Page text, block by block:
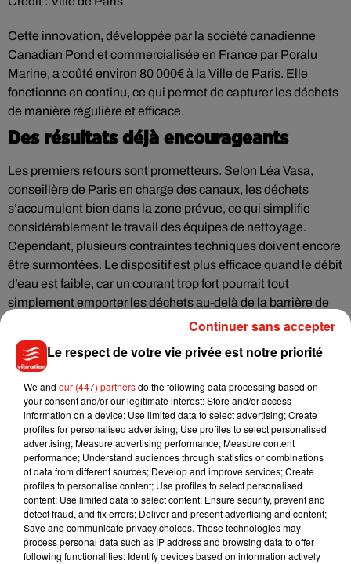
Cette innovation, développée par la société canadienne
Canadian Pond et commercialisée en France par Poralu
Marine, a coûté environ 80 000€ à la Ville de Paris. Elle
fonctionne en continu, ce qui permet de capturer les déchets
de manière régulière et efficace.
Des résultats déjà encourageants
Les premiers retours sont prometteurs. Selon Léa Vasa,
conseillère de Paris en charge des canaux, les déchets
s’accumulent bien dans la zone prévue, ce qui simplifie
considérablement le travail des équipes de nettoyage.
Cependant, plusieurs contraintes techniques doivent encore
être surmontées. Le dispositif est plus efficace quand le débit
d’eau est faible, car un courant trop fort pourrait tout
simplement emporter les déchets au-delà de la barrière de
L’autre enjeu réside dans le bruit généré par le compresseur
à air comprimé, nécessaire pour créer le rideau de bulles.
recommandé d’installer le compresseur dans un local isolé,
comme cela a été fait sous le pont de Crimée. Malgré ces
ajustements, la Ville de Paris se montre optimiste quant à la
généralisation de cette technologie si les tests se révèlent
concluants.
Outre la collecte des déchets, le rideau de bulles pourrait
avoir un impact positif sur l’écosystème aquatique. Le
dispositif permet une meilleure oxygénation de l’eau, ce qui
Le respect de votre vie privée est notre priorité
We and our (447) partnersdo the following data processing based on
your consent and/or our legitimate interest: Store and/or access
information on a device; Use limited data to select advertising; Create
profiles for personalised advertising; Use profiles to select personalised
advertising; Measure advertising performance; Measure content
performance; Understand audiences through statistics or combinations
of data from different sources; Develop and improve services; Create
profiles to personalise content; Use profiles to select personalised
content; Use limited data to select content; Ensure security, prevent and
detect fraud, and fix errors; Deliver and present advertising and content;
Save and communicate privacy choices. These technologies may
process personal data such as IP address and browsing data to offer
following functionalities: Identify devices based on information actively
Continuer sans accepter